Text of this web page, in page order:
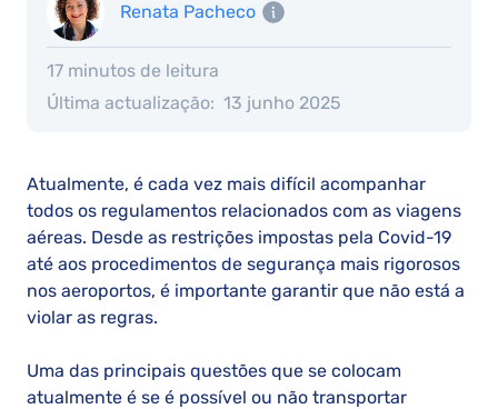
Renata Pacheco
17 minutos de leitura
Última actualização: 13 junho 2025
Atualmente, é cada vez mais difícil acompanhar
todos os regulamentos relacionados com as viagens
aéreas. Desde as restrições impostas pela Covid-19
até aos procedimentos de segurança mais rigorosos
nos aeroportos, é importante garantir que não está a
violar as regras.
Uma das principais questões que se colocam
atualmente é se é possível ou não transportar